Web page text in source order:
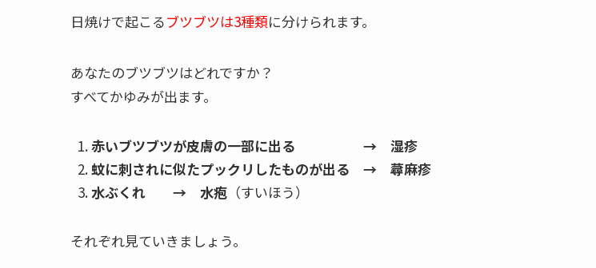
日焼けで起こるブツブツは3種類に分けられます。
あなたのブツブツはどれですか？
すべてかゆみが出ます。
赤いブツブツが皮膚の一部に出る → 湿疹
蚊に刺されに似たプックリしたものが出る → 蕁麻疹
水ぶくれ → 水疱（すいほう）
それぞれ見ていきましょう。